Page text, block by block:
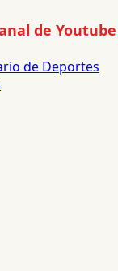
de Youtube
de Deportes